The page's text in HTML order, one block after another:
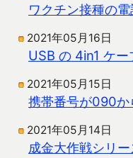
ワクチン接種の
2021年05月16日
USB の 4in1 ケー
2021年05月15日
携帯番号が090か
2021年05月14日
成金大作戦シリ